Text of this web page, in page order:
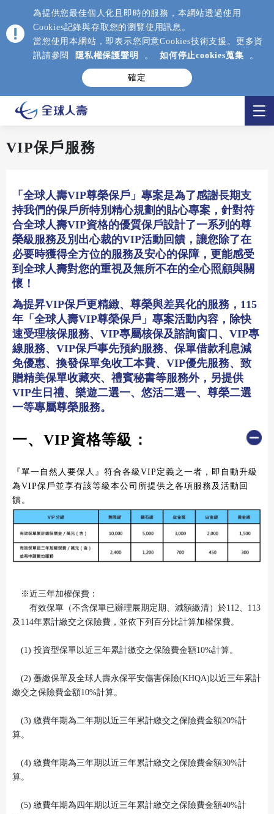
為提供您最佳個人化且即時的服務，本網站透過使用
Cookies記錄與存取您的瀏覽使用訊息。
當您使用本網站，即表示您同意Cookies技術支援。更多資
訊請參閱
隱私權保護聲明 。 如何停止cookies蒐集 。
確定
VIP保戶服務
「全球人壽VIP尊榮保戶」專案是為了感謝長期支
持我們的保戶所特別精心規劃的貼心專案，針對符
合全球人壽VIP資格的優質保戶設計了一系列的尊
榮級服務及別出心裁的VIP活動回饋，讓您除了在
必要時獲得全方位的服務及安心的保障，更能感受
到全球人壽對您的重視及無所不在的全心照顧與關
懷！
為提昇VIP保戶更精緻、尊榮與差異化的服務，115
年「全球人壽VIP尊榮保戶」專案活動內容，除快
速受理核保服務、VIP專屬核保及諮詢窗口、VIP專
線服務、VIP保戶事先預約服務、保單借款利息減
免優惠、換發保單免收工本費、VIP優先服務、致
贈精美保單收藏夾、禮賓秘書等服務外，另提供
VIP生日禮、樂遊二選一、悠活二選一、尊榮二選
一等專屬尊榮服務。
一、VIP資格等級：
『單一自然人要保人』符合各級 VIP定義之一者，即自動升級
為VIP保戶並享有該等級本公司所提供之各項服務 及活動回
饋。
※近三年加權保費：
有效保單（不含保單已辦理展期定期、減額繳清）於112、113
及114年累計繳交之保險費， 並依下列百分比計算加權保費。
(1) 投資型保單以近三年累計繳交之保險費金額10%計算。
(2) 躉繳保單及全球人壽永保平安傷害保險(KHQA)以近三年累計
繳交之保險費金額10%計算。
(3) 繳費年期為二年期以近三年累計繳交之保險費金額20%計
算。
(4) 繳費年期為三年期以近三年累計繳交之保險費金額30%計
算。
(5) 繳費年期為四年期以近三年累計繳交之保險費金額40%計